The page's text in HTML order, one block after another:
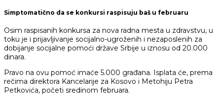
Simptomatično da se konkursi raspisuju baš u februaru
Osim raspisanih konkursa za nova radna mesta u zdravstvu, u
toku je i prijavljivanje socijalno-ugroženih i nezaposlenih za
dobijanje socijalne pomoći države Srbije u iznosu od 20.000
dinara.
Pravo na ovu pomoć imaće 5.000 građana. Isplata će, prema
rečima direktora Kancelarije za Kosovo i Metohiju Petra
Petkovića, početi sredinom februara.